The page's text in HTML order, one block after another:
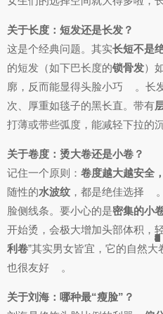
8
1
1
4
1
1
5
关于长度：短发还是长发？
这是个经典问题。其实长短不是
的短发（如下巴长度的锁骨发）
廓，反而能显得头脸小巧
9
。长
次、厚重如毯子的黑长直。带有
打薄或带些弧度，能减轻下拉的
3
关于卷度：烫大卷还是小卷？
记住一个原则： 卷度越大越安全
随性的水波纹 ，都是绝佳选择
6
脸侧线条。要小心的是密集的小
开始烫，会极大增加头部体积，
9
利卷”其实男女皆宜，它的自然
也很友好
4
。
关于刘海：哪种最“瘦脸”？
6
9
7
7
8
3
4
4
9